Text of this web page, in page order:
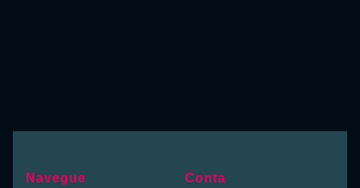
Navegue Conta